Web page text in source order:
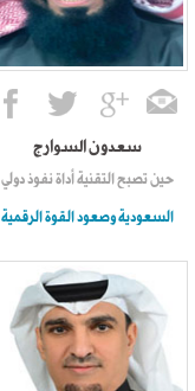
سعدون السوارج
حين تصبح التقنية أداة نفوذ دولي
السعودية وصعود القوة الرقمية